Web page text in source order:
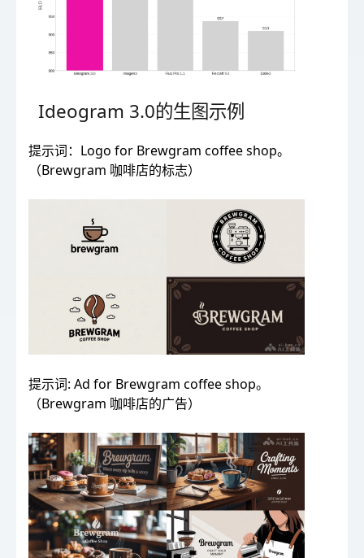
Ideogram 3.0的生图示例
提示词：Logo for Brewgram coffee shop。
（Brewgram 咖啡店的标志）
提示词: Ad for Brewgram coffee shop。
（Brewgram 咖啡店的广告）